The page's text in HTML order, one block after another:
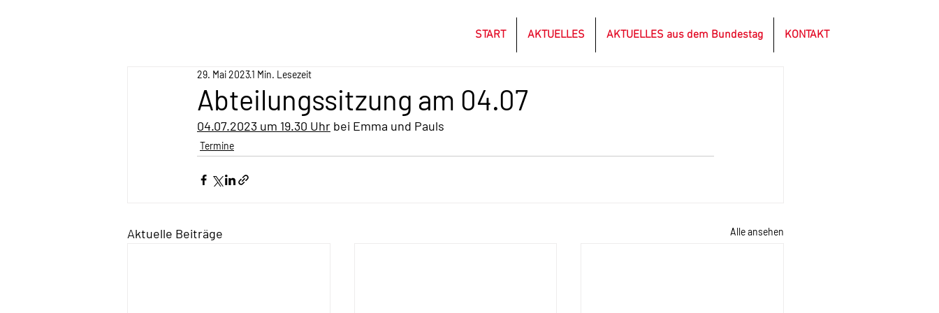
START AKTUELLES AKTUELLES aus dem Bundestag KONTAKT
Abteilungssitzung am 04.07
29. Mai 20231 Min. Lesezeit
04.07.2023 um 19.30 Uhr bei Emma und Pauls
Termine
Aktuelle Beiträge Alle ansehen